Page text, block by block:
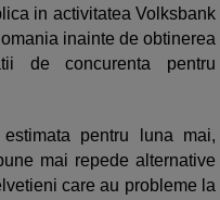
in activitatea Volksbank
inainte de obtinerea
de concurenta pentru
pentru luna mai,
mai repede alternative
care au probleme la